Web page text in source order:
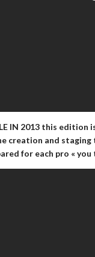
IN 2013 this edition
creation and
for each pro «